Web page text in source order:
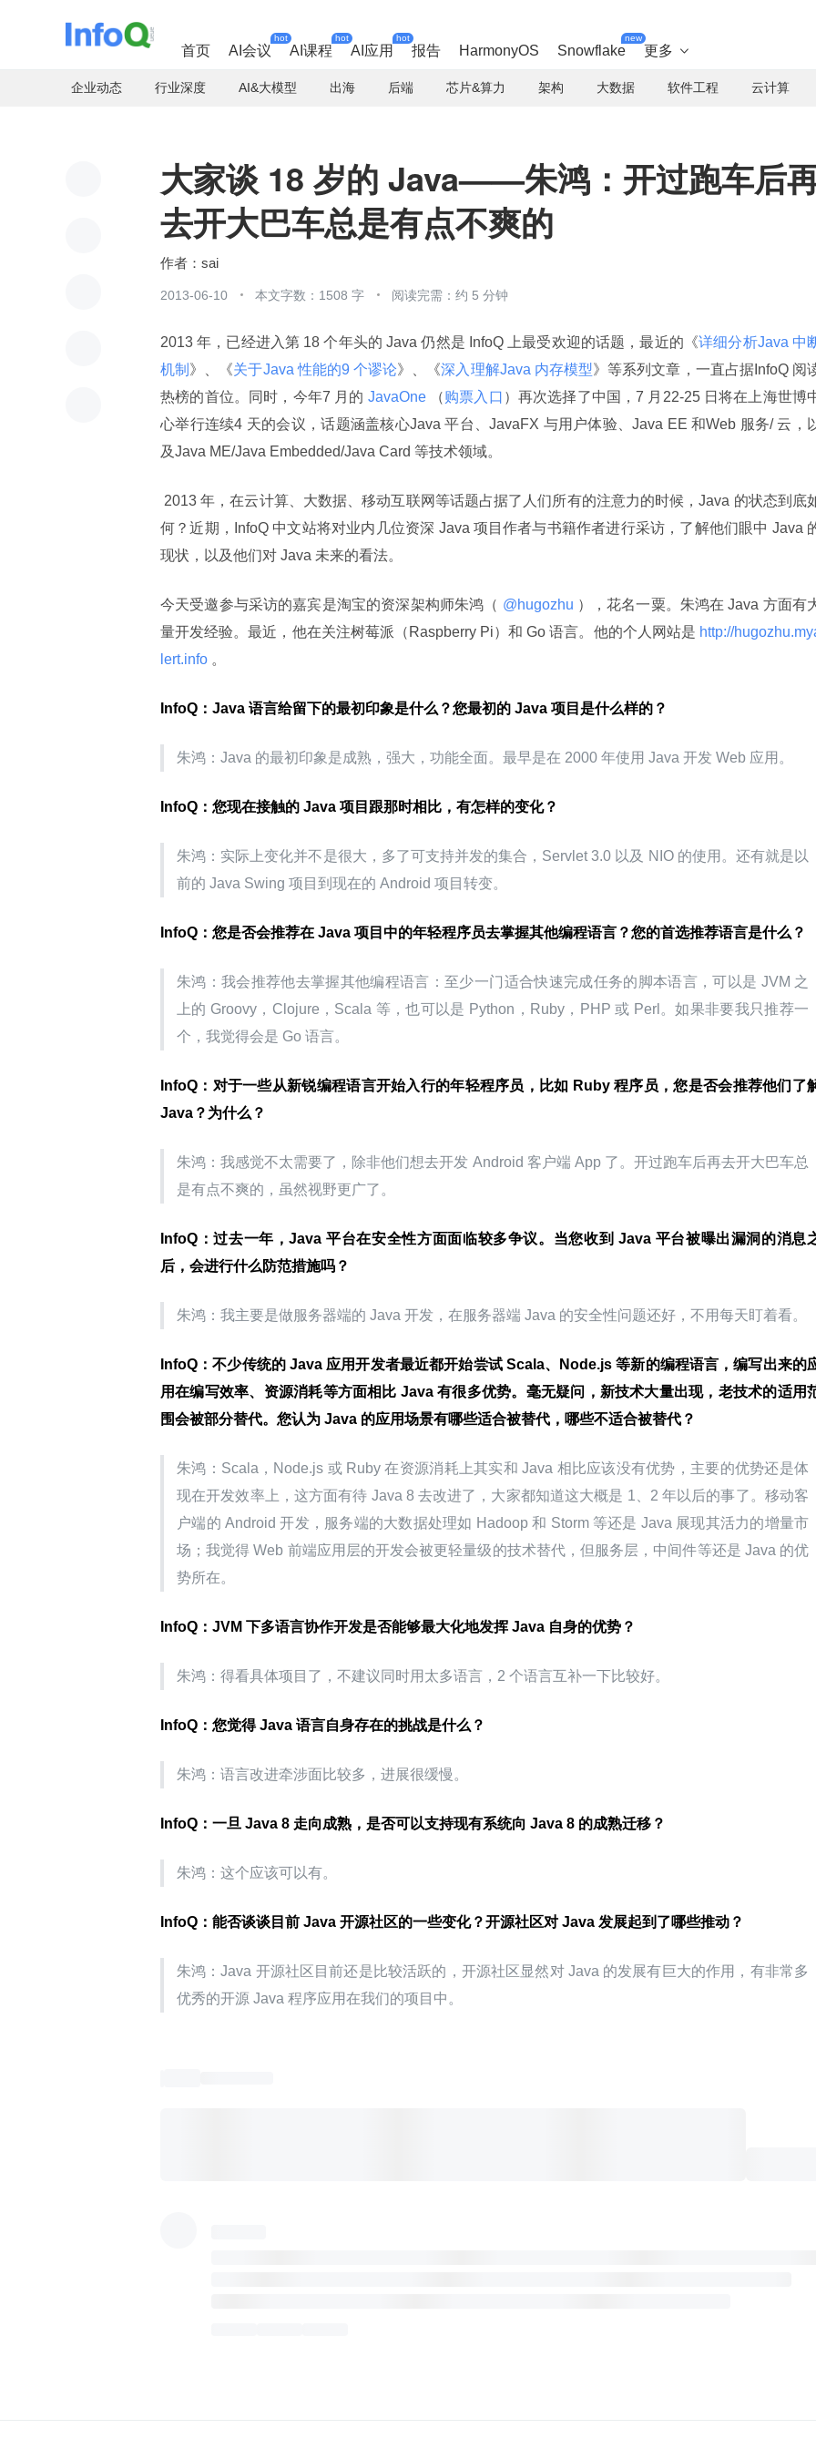
首页 AI会议
hot
AI课程
hot
AI应用
hot
报告 HarmonyOS Snowflake
new
更多 
企业动态 行业深度 AI&大模型 出海 后端 芯片&算力 架构 大数据 软件工程 云计算
大家谈 18 岁的 Java——朱鸿：开过跑车后
去开大巴车总是有点不爽的
sai
2013-06-10 本文字数：1508 字 阅读完需：约 5 分钟
2013 年，已经进入第 18 个年头的 Java 仍然是 InfoQ 上最受欢迎的话题，最近的《详细分析Java 中
机制 》、《关于Java 性能的9 个谬论》、《深入理解Java 内存模型》等系列文章，一直占据InfoQ 阅
热榜的首位。同时，今年7 月的 JavaOne （购票入口 ）再次选择了中国，7 月22-25 日将在上海世博
心举行连续4 天的会议，话题涵盖核心Java 平台、JavaFX 与用户体验、Java EE 和Web 服务/ 云，
及Java ME/Java Embedded/Java Card 等技术领域。
何？近期，InfoQ 中文站将对业内几位资深 Java 项目作者与书籍作者进行采访，了解他们眼中 Java
现状，以及他们对 Java 未来的看法。
今天受邀参与采访的嘉宾是淘宝的资深架构师朱鸿（ @hugozhu ），花名一粟。朱鸿在 Java 方面有
量开发经验。最近，他在关注树莓派（Raspberry Pi）和 Go 语言。他的个人网站是 http://
lert.info 。
InfoQ：Java 语言给留下的最初印象是什么？您最初的 Java 项目是什么样的？
朱鸿：Java 的最初印象是成熟，强大，功能全面。最早是在 2000 年使用 Java 开发 Web 应用。
InfoQ：您现在接触的 Java 项目跟那时相比，有怎样的变化？
朱鸿：实际上变化并不是很大，多了可支持并发的集合，Servlet 3.0 以及 NIO 的使用。还有就是以
前的 Java Swing 项目到现在的 Android 项目转变。
InfoQ：您是否会推荐在 Java 项目中的年轻程序员去掌握其他编程语言？您的首选推荐语言是什么？
朱鸿：我会推荐他去掌握其他编程语言：至少一门适合快速完成任务的脚本语言，可以是 JVM 之
上的 Groovy，Clojure，Scala 等，也可以是 Python，Ruby，PHP 或 Perl。如果非要我只推荐一
个，我觉得会是 Go 语言。
InfoQ：对于一些从新锐编程语言开始入行的年轻程序员，比如 Ruby 程序员，您是否会推荐他们了
Java？为什么？
朱鸿：我感觉不太需要了，除非他们想去开发 Android 客户端 App 了。开过跑车后再去开大巴车总
是有点不爽的，虽然视野更广了。
InfoQ：过去一年，Java 平台在安全性方面面临较多争议。当您收到 Java 平台被曝出漏洞的消息
后，会进行什么防范措施吗？
朱鸿：我主要是做服务器端的 Java 开发，在服务器端 Java 的安全性问题还好，不用每天盯着看。
InfoQ：不少传统的 Java 应用开发者最近都开始尝试 Scala、Node.js 等新的编程语言，编写出来的
用在编写效率、资源消耗等方面相比 Java 有很多优势。毫无疑问，新技术大量出现，老技术的适用
围会被部分替代。您认为 Java 的应用场景有哪些适合被替代，哪些不适合被替代？
朱鸿：Scala，Node.js 或 Ruby 在资源消耗上其实和 Java 相比应该没有优势，主要的优势还是体
现在开发效率上，这方面有待 Java 8 去改进了，大家都知道这大概是 1、2 年以后的事了。移动客
户端的 Android 开发，服务端的大数据处理如 Hadoop 和 Storm 等还是 Java 展现其活力的增量市
场；我觉得 Web 前端应用层的开发会被更轻量级的技术替代，但服务层，中间件等还是 Java 的优
势所在。
InfoQ：JVM 下多语言协作开发是否能够最大化地发挥 Java 自身的优势？
朱鸿：得看具体项目了，不建议同时用太多语言，2 个语言互补一下比较好。
InfoQ：您觉得 Java 语言自身存在的挑战是什么？
朱鸿：语言改进牵涉面比较多，进展很缓慢。
InfoQ：一旦 Java 8 走向成熟，是否可以支持现有系统向 Java 8 的成熟迁移？
朱鸿：这个应该可以有。
InfoQ：能否谈谈目前 Java 开源社区的一些变化？开源社区对 Java 发展起到了哪些推动？
朱鸿：Java 开源社区目前还是比较活跃的，开源社区显然对 Java 的发展有巨大的作用，有非常多
优秀的开源 Java 程序应用在我们的项目中。